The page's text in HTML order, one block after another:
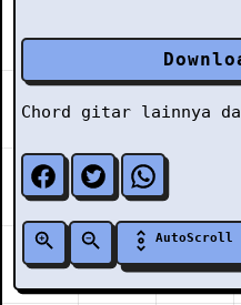
Chord gitar lainnya
AutoScroll